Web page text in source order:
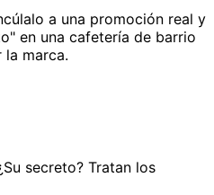
a una promoción real y
en una cafetería de barrio
la marca.
secreto? Tratan los